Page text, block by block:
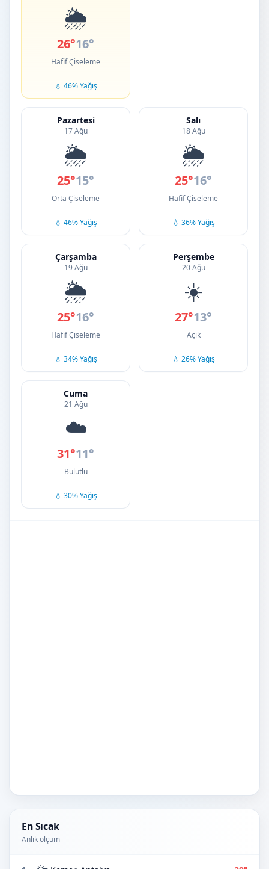
🌦️
26°16°
Hafif Çiseleme
💧 46% Yağış
Pazartesi
17 Ağu
🌦️
25°15°
Orta Çiseleme
💧 46% Yağış
Salı
18 Ağu
🌦️
25°16°
Hafif Çiseleme
💧 36% Yağış
Çarşamba
19 Ağu
🌦️
25°16°
Hafif Çiseleme
💧 34% Yağış
Perşembe
20 Ağu
☀️
27°13°
Açık
💧 26% Yağış
Cuma
21 Ağu
☁️
31°11°
Bulutlu
💧 30% Yağış
En Sıcak
Anlık ölçüm